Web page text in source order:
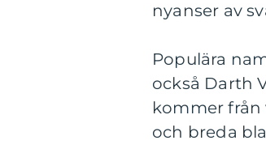
nyanser av
Populära
också Darth
kommer från
och breda